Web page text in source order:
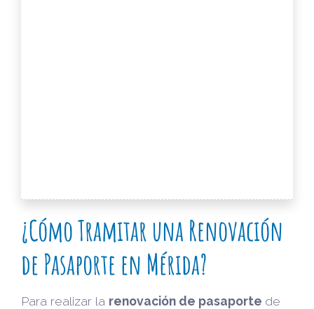
¿Cómo Tramitar una Renovación
de Pasaporte en Mérida?
Para realizar la renovación de pasaporte de